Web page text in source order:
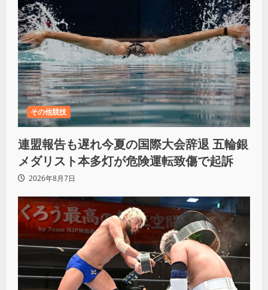
その他競技
連盟報告も遅れ今夏の国際大会辞退 五輪銀
メダリスト本多灯が危険運転致傷で起訴
2026年8月7日